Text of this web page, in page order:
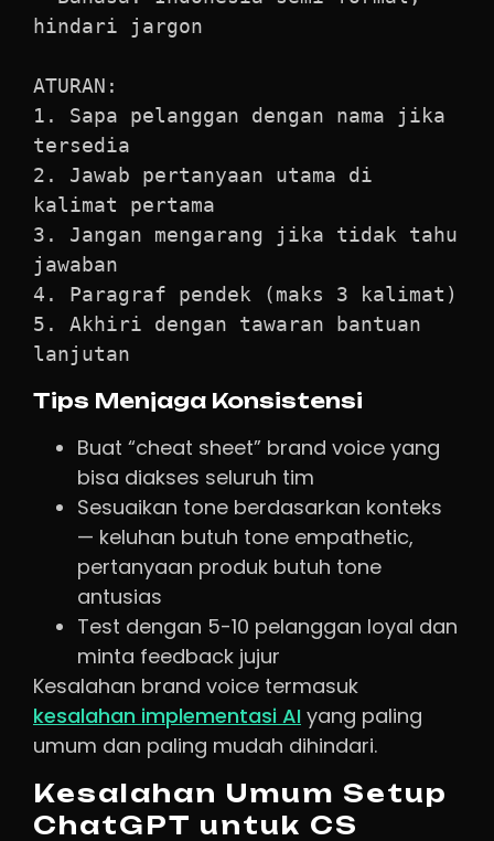
hindari jargon
ATURAN:
1. Sapa pelanggan dengan nama jika
tersedia
2. Jawab pertanyaan utama di
kalimat pertama
3. Jangan mengarang jika tidak tahu
jawaban
4. Paragraf pendek (maks 3 kalimat)
5. Akhiri dengan tawaran bantuan
lanjutan
Tips Menjaga Konsistensi
Buat “cheat sheet” brand voice yang
bisa diakses seluruh tim
Sesuaikan tone berdasarkan konteks
— keluhan butuh tone empathetic,
pertanyaan produk butuh tone
antusias
Test dengan 5-10 pelanggan loyal dan
minta feedback jujur
Kesalahan brand voice termasuk
kesalahan implementasi AI yang paling
umum dan paling mudah dihindari.
Kesalahan Umum Setup
ChatGPT untuk CS